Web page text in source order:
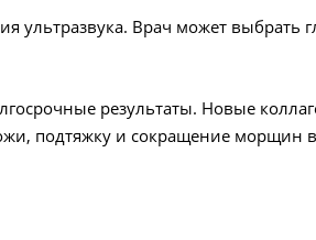
ультразвука. Врач может выбрать
результаты. Новые
подтяжку и сокращение морщин